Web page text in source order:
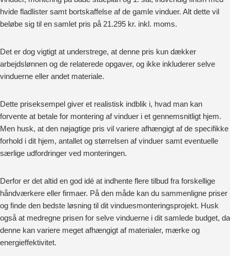
hvide fladlister samt bortskaffelse af de gamle vinduer. Alt dette vil
beløbe sig til en samlet pris på 21.295 kr. inkl. moms.
Det er dog vigtigt at understrege, at denne pris kun dækker
arbejdslønnen og de relaterede opgaver, og ikke inkluderer selve
vinduerne eller andet materiale.
Dette priseksempel giver et realistisk indblik i, hvad man kan
forvente at betale for montering af vinduer i et gennemsnitligt hjem.
Men husk, at den nøjagtige pris vil variere afhængigt af de specifikke
forhold i dit hjem, antallet og størrelsen af vinduer samt eventuelle
særlige udfordringer ved monteringen.
Derfor er det altid en god idé at indhente flere tilbud fra forskellige
håndværkere eller firmaer. På den måde kan du sammenligne priser
og finde den bedste løsning til dit vinduesmonteringsprojekt. Husk
også at medregne prisen for selve vinduerne i dit samlede budget, da
denne kan variere meget afhængigt af materialer, mærke og
energieffektivitet.